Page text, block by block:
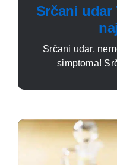
Srčani udar
Srčani udar,
simptoma!